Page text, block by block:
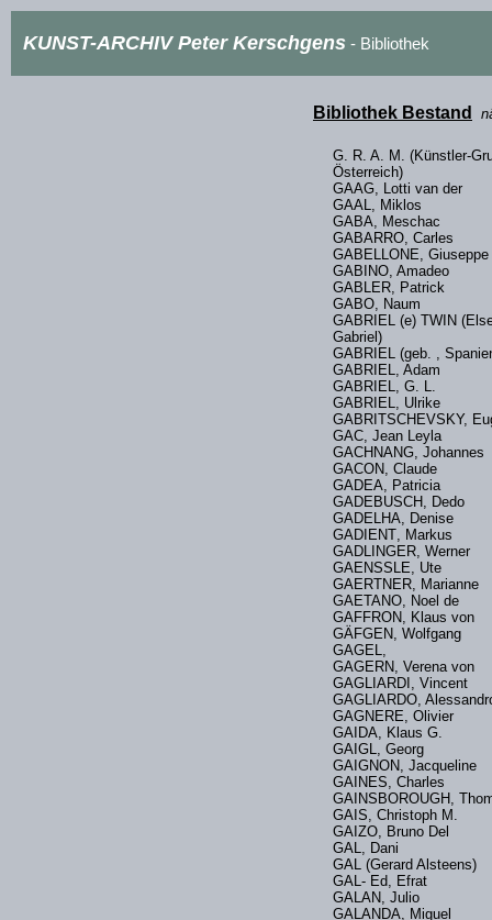
KUNST-ARCHIV Peter Kerschgens - Bibliothek
Bibliothek Bestand
G. R. A. M. (Künstler-
Österreich)
GAAG, Lotti van der
GAAL, Miklos
GABA, Meschac
GABARRO,
GABELLONE, Giuseppe
GABINO, Amadeo
GABLER, Patrick
GABO, Naum
GABRIEL (e) TWIN
Gabriel)
GABRIEL (geb. ,
GABRIEL, Adam
GABRIEL, G. L.
GABRIEL, Ulrike
GABRITSCHEVSKY,
GAC, Jean Leyla
GACHNANG,
GACON, Claude
GADEA, Patricia
GADEBUSCH, Dedo
GADELHA, Denise
GADIENT, Markus
GADLINGER, Werner
GAENSSLE, Ute
GAERTNER, Marianne
GAETANO, Noel de
GAFFRON, Klaus von
GÄFGEN, Wolfgang
GAGEL,
GAGERN, Verena von
GAGLIARDI, Vincent
GAGLIARDO,
GAGNERE, Olivier
GAIDA, Klaus G.
GAIGL, Georg
GAIGNON, Jacqueline
GAINES, Charles
GAINSBOROUGH,
GAIS, Christoph M.
GAIZO, Bruno Del
GAL, Dani
GAL (Gerard Alsteens)
GAL- Ed, Efrat
GALAN, Julio
GALANDA, Miguel